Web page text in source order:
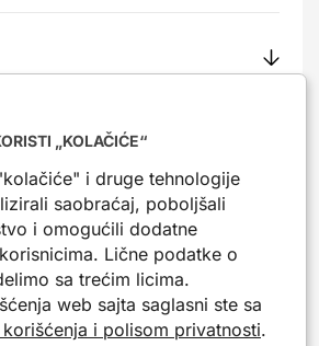
iz iste kategorije. Mogu da ti
-20%
„KOLAČIĆE“
i druge tehnologije
saobraćaj, poboljšali
i omogućili dodatne
Lične podatke o
sa trećim licima.
web sajta saglasni ste sa
i polisom privatnosti.